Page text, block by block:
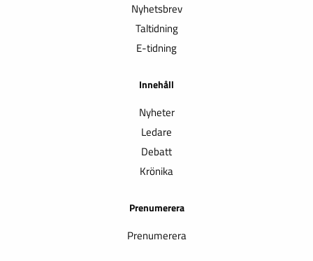
Nyhetsbrev
Taltidning
E-tidning
Innehåll
Nyheter
Ledare
Debatt
Krönika
Prenumerera
Prenumerera